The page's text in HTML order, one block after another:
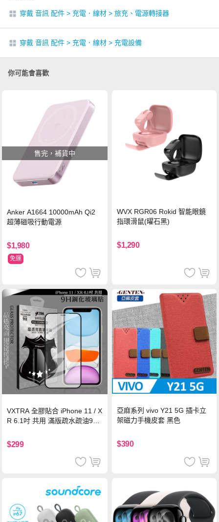
穿戴 音訊 配件 > 充電．線材 > 旅充、電源轉接器
穿戴 音訊 配件 > 充電．線材 > 充電設備
你可能會喜歡
售完，補貨中
Anker A1664 10000mAh Qi2
超薄磁吸行動電源
$1,980
免運
WVX RGR06 Rokid 智能眼鏡
指環滑鼠(曜石黑)
$1,290
VXTRA 全膠貼合 iPhone 11 / X
R 6.1吋 共用 滿版疏水疏油9H
$299
亞麻系列 vivo Y21 5G 插卡立
架磁力手機皮套 黑色
$390